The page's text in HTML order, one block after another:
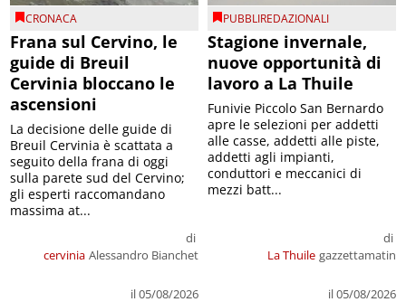
CRONACA
Frana sul Cervino, le
guide di Breuil
Cervinia bloccano le
ascensioni
cervinia
di
Alessandro Bianchet
il 05/08/2026
La decisione delle guide di
Breuil Cervinia è scattata a
seguito della frana di oggi
sulla parete sud del Cervino;
gli esperti raccomandano
massima at...
PUBBLIREDAZIONALI
Stagione invernale,
nuove opportunità di
lavoro a La Thuile
La Thuile
di
gazzettamatin
il 05/08/2026
Funivie Piccolo San Bernardo
apre le selezioni per addetti
alle casse, addetti alle piste,
addetti agli impianti,
conduttori e meccanici di
mezzi batt...